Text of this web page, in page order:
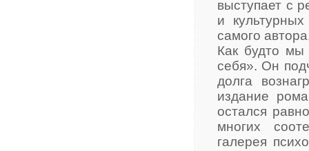
выступает с
и
самого
Как будто мы
себя». Он
долга
издание
остался
многих
галерея